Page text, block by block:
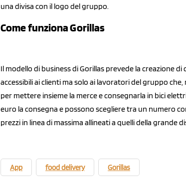
una divisa con il logo del gruppo.
Come funziona Gorillas
Il modello di business di Gorillas prevede la creazione
accessibili ai clienti ma solo ai lavoratori del gruppo
per mettere insieme la merce e consegnarla in bici
euro la consegna e possono scegliere tra un numero
prezzi in linea di massima allineati a quelli della grande
App food delivery Gorillas